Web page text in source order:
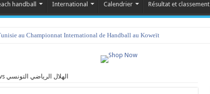
handball International Calendrier Résultat et classement
au Championnat International de Handball au Koweït
المنزه سبورت سيدات vs الهلال الرياضي التونسي